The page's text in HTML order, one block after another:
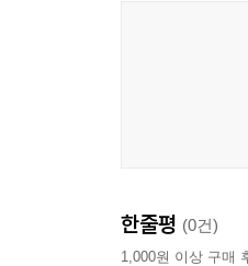
한줄평 (0건)
1,000원 이상 구매